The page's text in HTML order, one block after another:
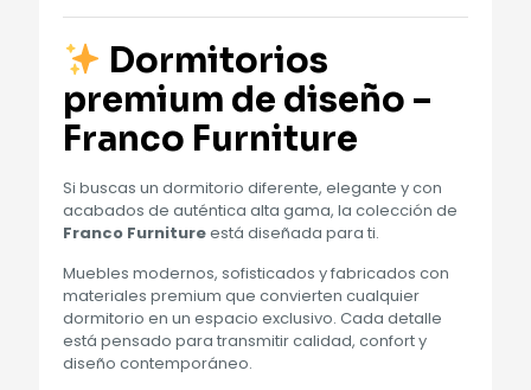
Dormitorios
premium de diseño –
Franco Furniture
Si buscas un dormitorio diferente, elegante y con
acabados de auténtica alta gama, la colección de
Franco Furnitureestá diseñada para ti.
Muebles modernos, sofisticados y fabricados con
materiales premium que convierten cualquier
dormitorio en un espacio exclusivo. Cada detalle
está pensado para transmitir calidad, confort y
diseño contemporáneo.